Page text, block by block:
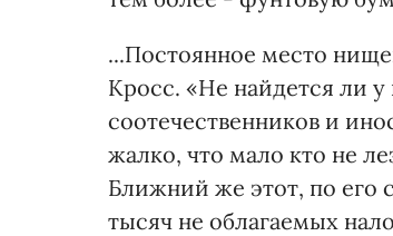
...Постоянное место
Кросс. «Не найдется ли
соотечественников и
жалко, что мало кто не
Ближний же этот, по его
тысяч не облагаемых